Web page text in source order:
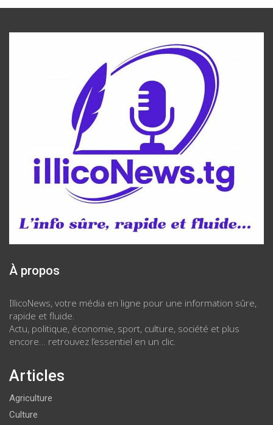
À propos
IllicoNews, votre média en ligne pour une information sûre,
rapide et fluide.
Actu, politique, économie, sport, culture, société et plus
encore… retrouvez l’essentiel en un clic.
Articles
Agriculture
Culture